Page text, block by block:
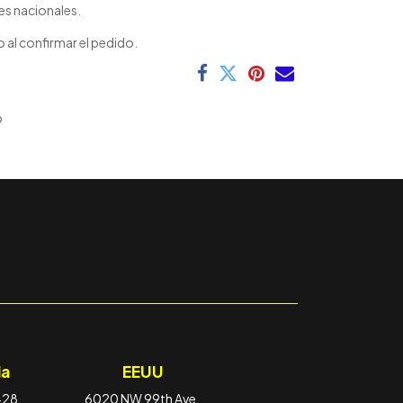
nacionales.
confirmar el pedido.
EEUU
6020 NW 99th Ave